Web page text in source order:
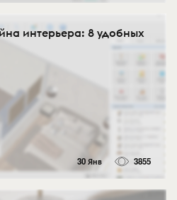
интерьера: 8 удобных
30 Янв 3855